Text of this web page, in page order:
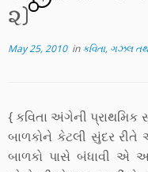
૨)
May 25, 2010inકવિતા, ગઝલ
{ કવિતા અંગેની
બાળકોને કેટલી સુંદર રીતે
બાળકો પાસે બંધાવી એ